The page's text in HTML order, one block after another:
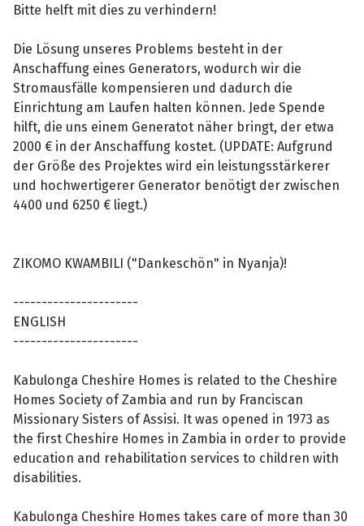
Bitte helft mit dies zu verhindern!
Die Lösung unseres Problems besteht in der
Anschaffung eines Generators, wodurch wir die
Stromausfälle kompensieren und dadurch die
Einrichtung am Laufen halten können. Jede Spende
hilft, die uns einem Generatot näher bringt, der etwa
2000 € in der Anschaffung kostet. (UPDATE: Aufgrund
der Größe des Projektes wird ein leistungsstärkerer
und hochwertigerer Generator benötigt der zwischen
4400 und 6250 € liegt.)
ZIKOMO KWAMBILI ("Dankeschön" in Nyanja)!
----------------------
ENGLISH
----------------------
Kabulonga Cheshire Homes is related to the Cheshire
Homes Society of Zambia and run by Franciscan
Missionary Sisters of Assisi. It was opened in 1973 as
the first Cheshire Homes in Zambia in order to provide
education and rehabilitation services to children with
disabilities.
Kabulonga Cheshire Homes takes care of more than 30